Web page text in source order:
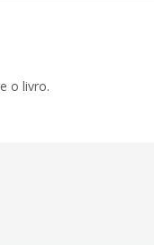
o livro.